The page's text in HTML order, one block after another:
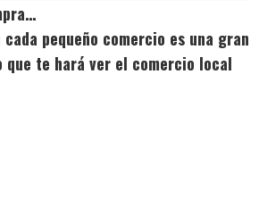
pequeño comercio es una gran
que te hará ver el comercio local